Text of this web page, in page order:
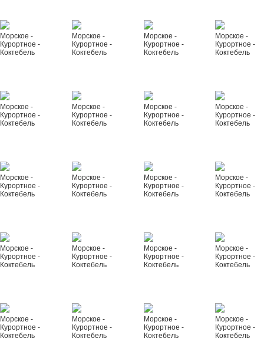
Морское -
Курортное -
Коктебель
Морское -
Курортное -
Коктебель
Морское -
Курортное -
Коктебель
Морское -
Курортное -
Коктебель
Морское -
Курортное -
Коктебель
Морское -
Курортное -
Коктебель
Морское -
Курортное -
Коктебель
Морское -
Курортное -
Коктебель
Морское -
Курортное -
Коктебель
Морское -
Курортное -
Коктебель
Морское -
Курортное -
Коктебель
Морское -
Курортное -
Коктебель
Морское -
Курортное -
Коктебель
Морское -
Курортное -
Коктебель
Морское -
Курортное -
Коктебель
Морское -
Курортное -
Коктебель
Морское -
Курортное -
Коктебель
Морское -
Курортное -
Коктебель
Морское -
Курортное -
Коктебель
Морское -
Курортное -
Коктебель